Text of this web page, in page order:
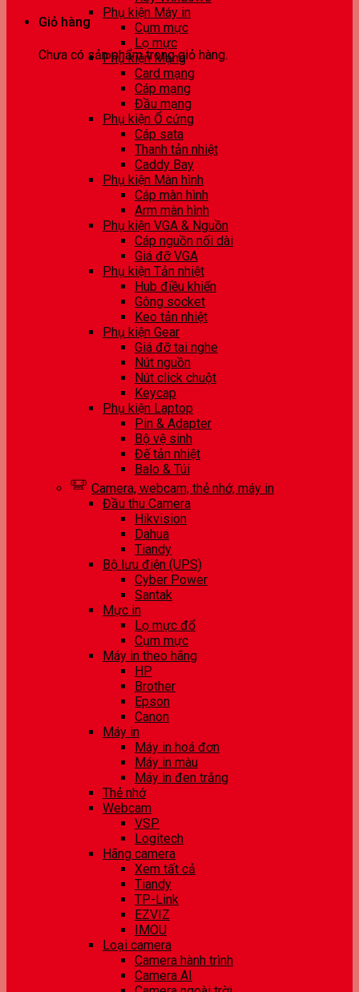
Giỏ hàng
Chưa có sản phẩm trong giỏ hàng.
Phụ kiện Máy in
Cụm mực
Lọ mực
Phụ kiện Mạng
Card mạng
Cáp mạng
Đầu mạng
Phụ kiện Ổ cứng
Cáp sata
Thanh tản nhiệt
Caddy Bay
Phụ kiện Màn hình
Cáp màn hình
Arm màn hình
Phụ kiện VGA & Nguồn
Cáp nguồn nối dài
Giá đỡ VGA
Phụ kiện Tản nhiệt
Hub điều khiển
Gông socket
Keo tản nhiệt
Phụ kiện Gear
Giá đỡ tai nghe
Nút nguồn
Nút click chuột
Keycap
Phụ kiện Laptop
Pin & Adapter
Bộ vệ sinh
Đế tản nhiệt
Balo & Túi
Camera, webcam, thẻ nhớ, máy in
Đầu thu Camera
Hikvision
Dahua
Tiandy
Bộ lưu điện (UPS)
Cyber Power
Santak
Mực in
Lọ mực đổ
Cụm mực
Máy in theo hãng
HP
Brother
Epson
Canon
Máy in
Máy in hoá đơn
Máy in màu
Máy in đen trắng
Thẻ nhớ
Webcam
VSP
Logitech
Hãng camera
Xem tất cả
Tiandy
TP-Link
EZVIZ
IMOU
Loại camera
Camera hành trình
Camera AI